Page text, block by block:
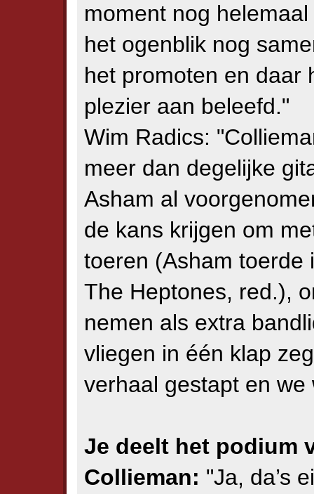
moment nog
het ogenblik nog
het promoten en daar
plezier aan beleefd."
Wim Radics:
meer dan degelijke
Asham al
de kans krijgen om
toeren (Asham toerde
The Heptones, red.),
nemen als extra
vliegen in één klap
verhaal gestapt en
Je deelt het podium
Collieman: "Ja, da’s